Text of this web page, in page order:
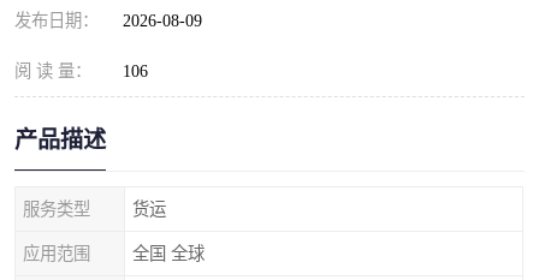
发布日期： 2026-08-09
阅 读 量： 106
产品描述
服务类型 货运
应用范围 全国 全球